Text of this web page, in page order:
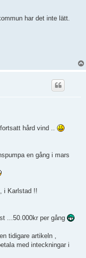
har det inte lätt.
hård vind ..
en gång i mars
i Karlstad !!
...50.000kr per gång
tidigare artikeln ,
med inteckningar i